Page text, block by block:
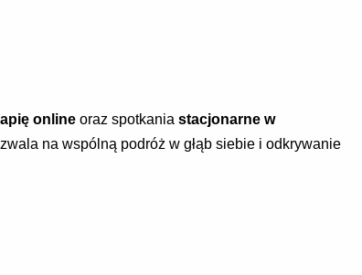
online oraz spotkania stacjonarne w
na wspólną podróż w głąb siebie i odkrywanie